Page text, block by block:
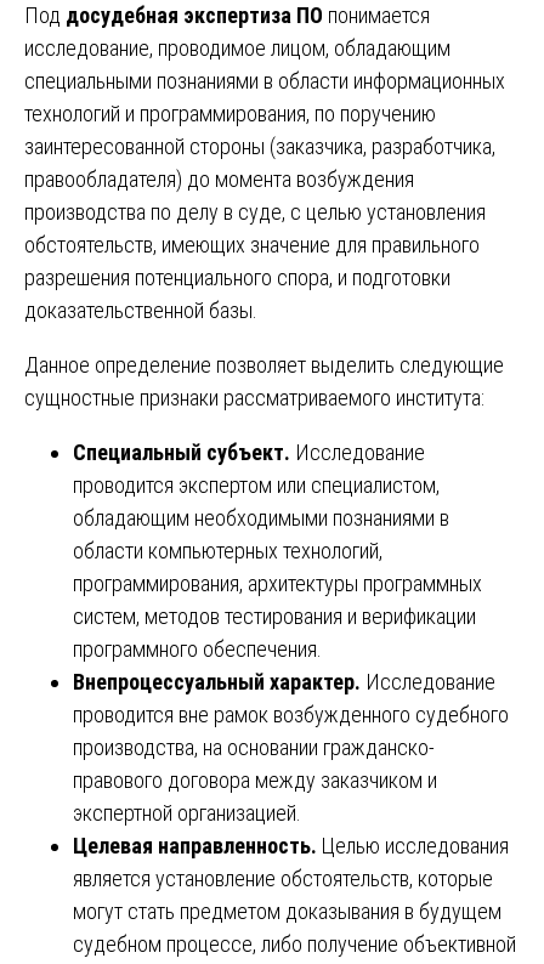
Под досудебная экспертиза ПО понимается
исследование, проводимое лицом, обладающим
специальными познаниями в области информационных
технологий и программирования, по поручению
заинтересованной стороны (заказчика, разработчика,
правообладателя) до момента возбуждения
производства по делу в суде, с целью установления
обстоятельств, имеющих значение для правильного
разрешения потенциального спора, и подготовки
доказательственной базы.
Данное определение позволяет выделить следующие
сущностные признаки рассматриваемого института:
Специальный субъект. Исследование
проводится экспертом или специалистом,
обладающим необходимыми познаниями в
области компьютерных технологий,
программирования, архитектуры программных
систем, методов тестирования и верификации
программного обеспечения.
Внепроцессуальный характер. Исследование
проводится вне рамок возбужденного судебного
производства, на основании гражданско-
правового договора между заказчиком и
экспертной организацией.
Целевая направленность. Целью исследования
является установление обстоятельств, которые
могут стать предметом доказывания в будущем
судебном процессе, либо получение объективной